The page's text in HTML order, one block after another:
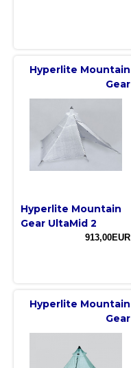
Hyperlite Mountain
Gear
Hyperlite Mountain
Gear UltaMid 2
913,00EUR
Hyperlite Mountain
Gear